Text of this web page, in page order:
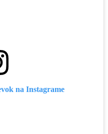
na Instagrame